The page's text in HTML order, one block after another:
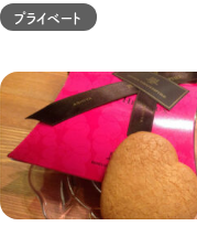
プライベート